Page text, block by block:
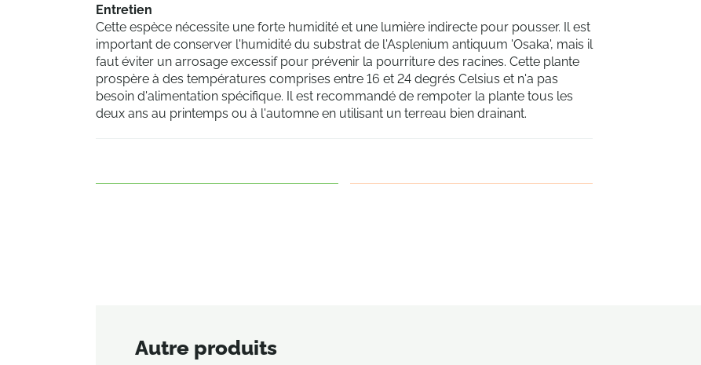
Entretien
Cette espèce nécessite une forte humidité et une lumière indirecte pour pousser. Il est
important de conserver l'humidité du substrat de l'Asplenium antiquum 'Osaka', mais il
faut éviter un arrosage excessif pour prévenir la pourriture des racines. Cette plante
prospère à des températures comprises entre 16 et 24 degrés Celsius et n'a pas
besoin d'alimentation spécifique. Il est recommandé de rempoter la plante tous les
deux ans au printemps ou à l'automne en utilisant un terreau bien drainant.
Autre produits